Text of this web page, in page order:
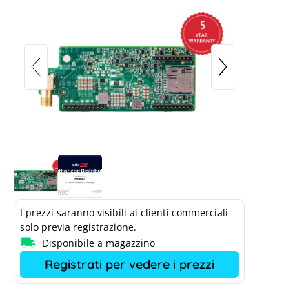
I prezzi saranno visibili ai clienti commerciali
solo previa registrazione.
Disponibile a magazzino
Registrati per vedere i prezzi